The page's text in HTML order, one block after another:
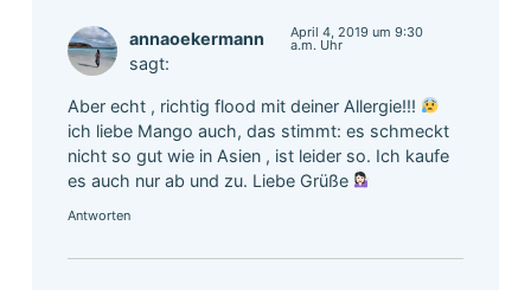
annaoekermann
sagt:
April 4, 2019 um 9:30
a.m. Uhr
Aber echt , richtig flood mit deiner Allergie!!!
ich liebe Mango auch, das stimmt: es schmeckt
nicht so gut wie in Asien , ist leider so. Ich kaufe
es auch nur ab und zu. Liebe Grüße
Antworten